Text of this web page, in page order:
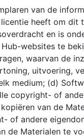
van de
heeft om
en is
websites te
waarvan de
uitvoering,
medium; (d)
copyright- of
van de
of andere
de Materialen te